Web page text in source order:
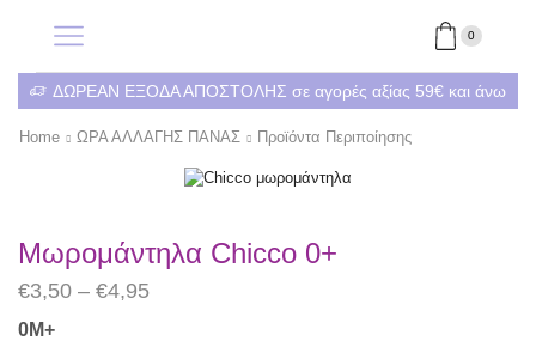
0
ΔΩΡΕΑΝ ΕΞΟΔΑ ΑΠΟΣΤΟΛΗΣ σε αγορές αξίας 59€ και άνω
Home ΩΡΑ ΑΛΛΑΓΗΣ ΠΑΝΑΣ Προϊόντα Περιποίησης
Μωρομάντηλα Chicco 0+
€3,50 – €4,95
0Μ+